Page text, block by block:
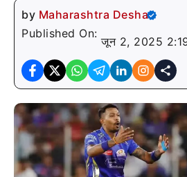
by Maharashtra Desha
Published On:
जून 2, 2025